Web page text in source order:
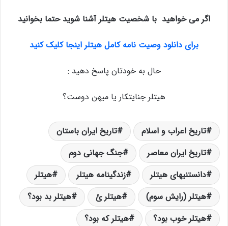
اگر می خواهید با شخصیت هیتلر آشنا شوید حتما بخوانید
برای دانلود وصیت نامه کامل هیتلر اینجا کلیک کنید
حال به خودتان پاسخ دهید :
هیتلر جنایتکار یا میهن دوست؟
تاریخ اعراب و اسلام
تاریخ ایران باستان
تاریخ ایران معاصر
جنگ جهانی دوم
دانستنیهای هیتلر
زندگینامه هیتلر
هیتلر
هیتلر (رایش سوم)
هیتلر ئ
هیتلر بد بود؟
هیتلر خوب بود؟
هیتلر که بود؟